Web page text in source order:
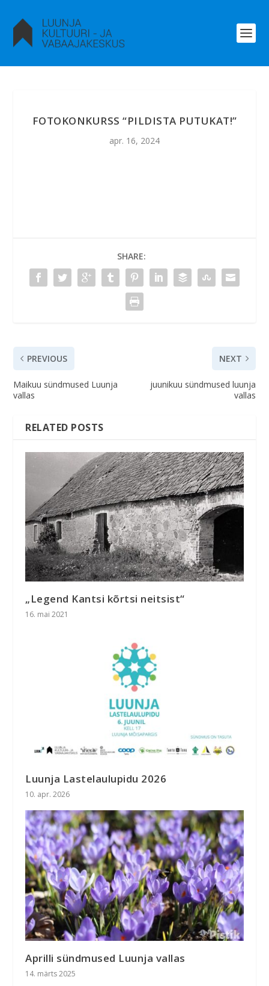
FOTOKONKURSS “PILDISTA PUTUKAT!”
apr. 16, 2024
SHARE:
PREVIOUS
Maikuu sündmused Luunja
vallas
NEXT
juunikuu sündmused luunja
vallas
RELATED POSTS
„Legend Kantsi kõrtsi neitsist“
16. mai 2021
Luunja Lastelaulupidu 2026
10. apr. 2026
Aprilli sündmused Luunja vallas
14. märts 2025